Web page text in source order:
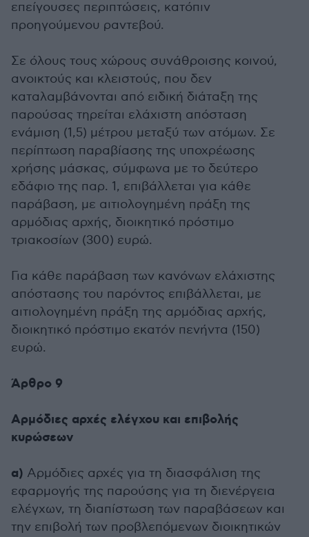
επείγουσες περιπτώσεις, κατόπιν
προηγούμενου ραντεβού.
Σε όλους τους χώρους συνάθροισης κοινού,
ανοικτούς και κλειστούς, που δεν
καταλαμβάνονται από ειδική διάταξη της
παρούσας τηρείται ελάχιστη απόσταση
ενάμιση (1,5) μέτρου μεταξύ των ατόμων. Σε
περίπτωση παραβίασης της υποχρέωσης
χρήσης μάσκας, σύμφωνα με το δεύτερο
εδάφιο της παρ. 1, επιβάλλεται για κάθε
παράβαση, με αιτιολογημένη πράξη της
αρμόδιας αρχής, διοικητικό πρόστιμο
τριακοσίων (300) ευρώ.
Για κάθε παράβαση των κανόνων ελάχιστης
απόστασης του παρόντος επιβάλλεται, με
αιτιολογημένη πράξη της αρμόδιας αρχής,
διοικητικό πρόστιμο εκατόν πενήντα (150)
ευρώ.
Άρθρο 9
Αρμόδιες αρχές ελέγχου και επιβολής
κυρώσεων
α) Αρμόδιες αρχές για τη διασφάλιση της
εφαρμογής της παρούσης για τη διενέργεια
ελέγχων, τη διαπίστωση των παραβάσεων και
την επιβολή των προβλεπόμενων διοικητικών